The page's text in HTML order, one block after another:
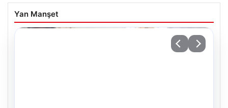
Yan Manşet